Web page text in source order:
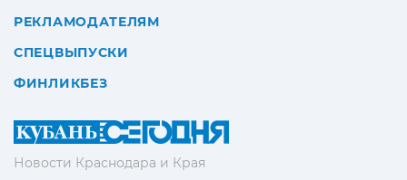
Новости Краснодара и Края
РЕКЛАМОДАТЕЛЯМ
СПЕЦВЫПУСКИ
ФИНЛИКБЕЗ